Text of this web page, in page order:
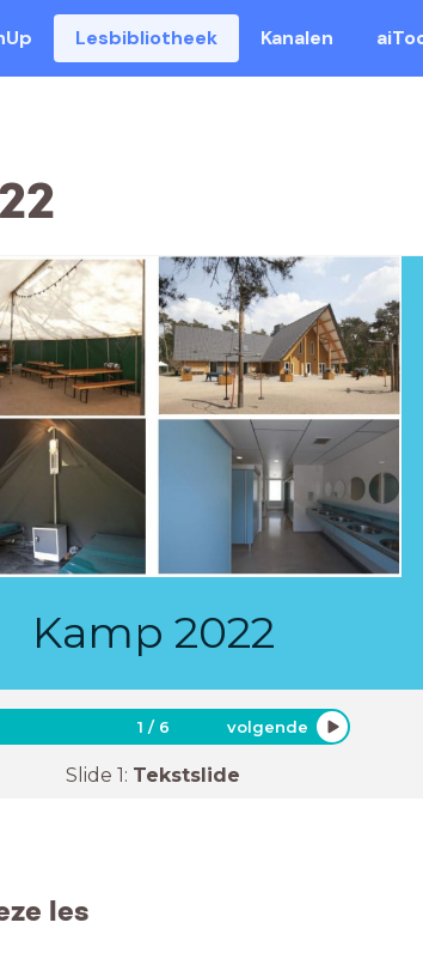
Lesbibliotheek Kanalen
Kamp 2022
1 / 6 volgende
Slide 1: Tekstslide
les